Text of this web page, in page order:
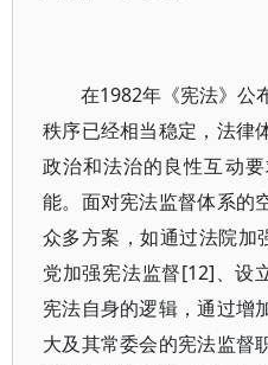
在1982年《宪法》公
秩序已经相当稳定，法律
政治和法治的良性互动
能。面对宪法监督体系的
众多方案，如通过法院加
党加强宪法监督[12]、设
宪法自身的逻辑，通过增
大及其常委会的宪法监督